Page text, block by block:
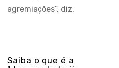
agremiações”, diz.
Saiba o que é a